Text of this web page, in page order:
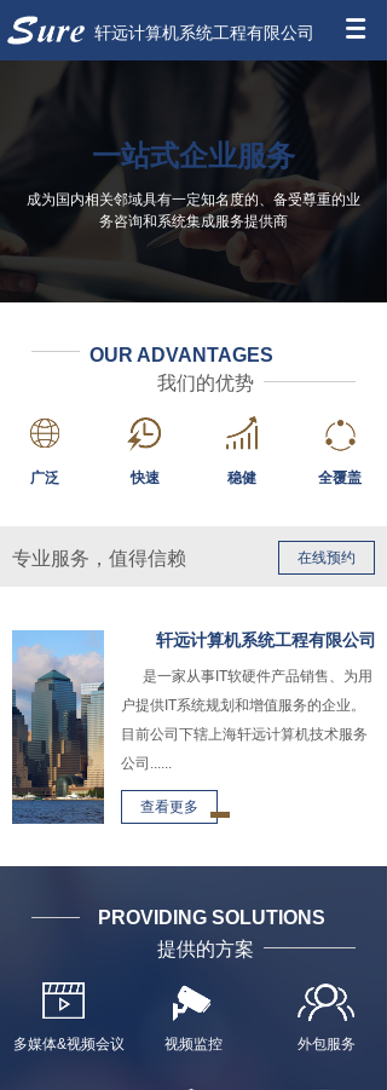
轩远计算机系统工程有限公司
一站式企业服务
成为国内相关邻域具有一定知名度的、备受尊重的业
务咨询和系统集成服务提供商
OUR ADVANTAGES
我们的优势
稳健
快速
广泛 全覆盖
在线预约
专业服务，值得信赖
轩远计算机系统工程有限公司
是一家从事IT软硬件产品销售、为用
户提供IT系统规划和增值服务的企业。
目前公司下辖上海轩远计算机技术服务
公司......
查看更多
PROVIDING SOLUTIONS
提供的方案
视频监控
多媒体&视频会议 外包服务